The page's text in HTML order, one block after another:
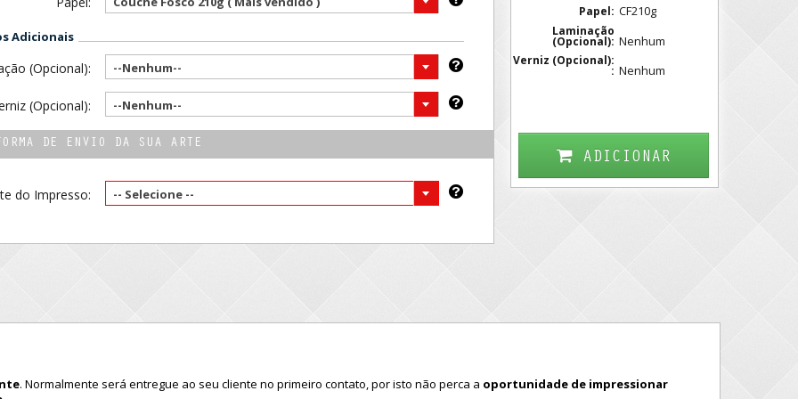
Adicionais
(Opcional): --Nenhum--
(Opcional): --Nenhum--
DE ENVIO DA SUA ARTE
do Impresso: -- Selecione --
Papel: CF210g
Laminação
(Opcional): Nenhum
Verniz (Opcional):
: Nenhum
ADICIONAR
. Normalmente será entregue ao seu cliente no primeiro contato, por isto não perca a oportunidade de impressionar